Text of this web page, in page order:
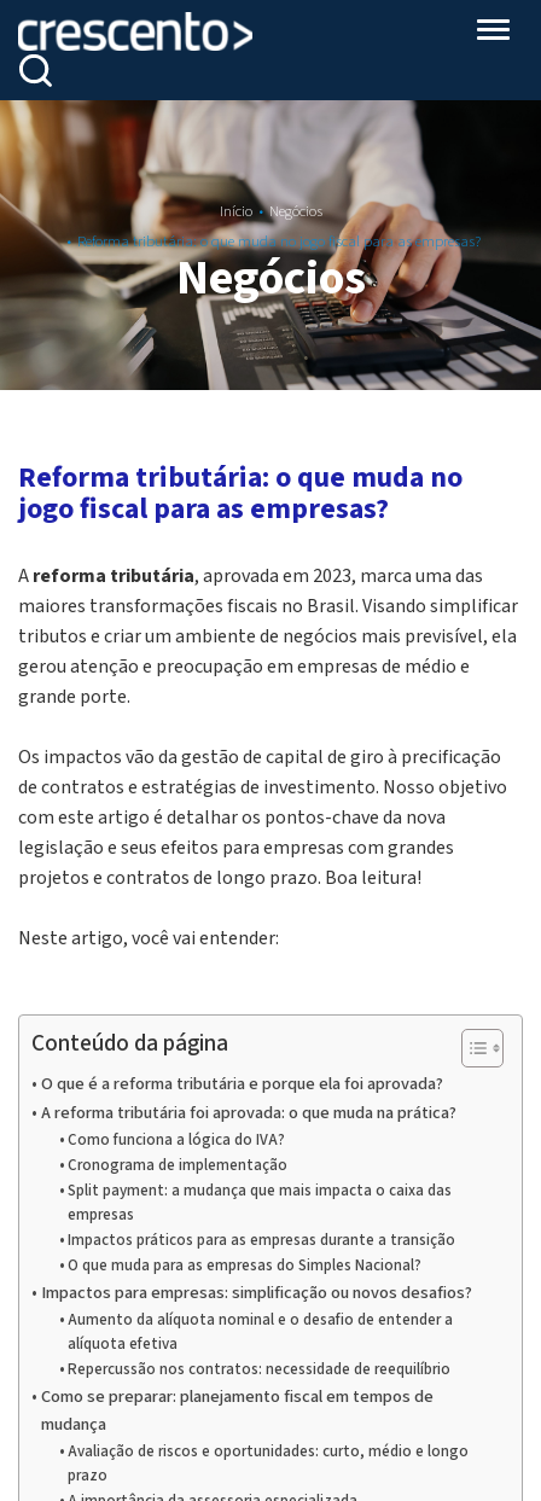
Início
Negócios
Reforma tributária: o que muda no jogo fiscal para as empresas?
Negócios
Reforma tributária: o que muda no
jogo fiscal para as empresas?
Areforma tributária, aprovada em 2023, marca uma das
maiores transformações fiscais no Brasil. Visando simplificar
tributos e criar um ambiente de negócios mais previsível, ela
gerou atenção e preocupação em empresas de médio e
grande porte.
Os impactos vão da gestão de capital de giro à precificação
de contratos e estratégias de investimento. Nosso objetivo
com este artigo é detalhar os pontos-chave da nova
legislação e seus efeitos para empresas com grandes
projetos e contratos de longo prazo. Boa leitura!
Neste artigo, você vai entender:
Conteúdo da página
O que é a reforma tributária e porque ela foi aprovada?
A reforma tributária foi aprovada: o que muda na prática?
Como funciona a lógica do IVA?
Cronograma de implementação
Split payment: a mudança que mais impacta o caixa das
empresas
Impactos práticos para as empresas durante a transição
O que muda para as empresas do Simples Nacional?
Impactos para empresas: simplificação ou novos desafios?
Aumento da alíquota nominal e o desafio de entender a
alíquota efetiva
Repercussão nos contratos: necessidade de reequilíbrio
Como se preparar: planejamento fiscal em tempos de
mudança
Avaliação de riscos e oportunidades: curto, médio e longo
prazo